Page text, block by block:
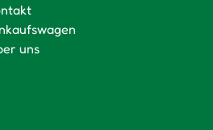
uns